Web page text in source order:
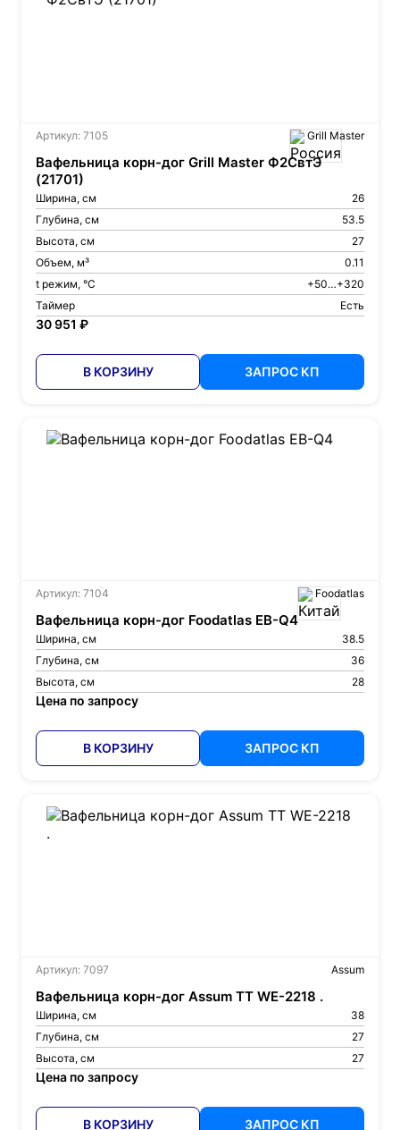
Артикул: 7105 Grill Master
Вафельница корн-дог Grill Master Ф2СвтЭ
(21701)
Ширина, см
26
Глубина, см
53.5
Высота, см
27
Объем, м³
0.11
t режим, °С
+50…+320
Таймер
Есть
30 951 ₽
В КОРЗИНУ ЗАПРОС КП
Артикул: 7104 Foodatlas
Вафельница корн-дог Foodatlas EB-Q4
Ширина, см
38.5
Глубина, см
36
Высота, см
28
Цена по запросу
В КОРЗИНУ ЗАПРОС КП
Артикул: 7097 Assum
Вафельница корн-дог Assum TT WE-2218 .
Ширина, см
38
Глубина, см
27
Высота, см
27
Цена по запросу
В КОРЗИНУ ЗАПРОС КП